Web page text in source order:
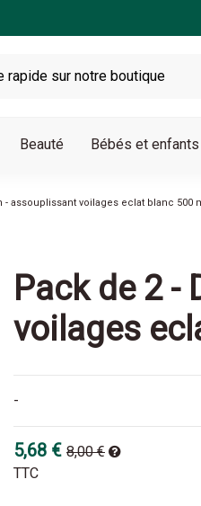
Beauté Bébés et enfants
- assouplissant voilages eclat blanc 500
Pack de 2
voilages
-
5,68 € 8,00 €
TTC